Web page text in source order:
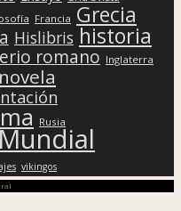
Francia Grecia
Hislibris historia
romano Inglaterra
novela
Rusia
vikingos